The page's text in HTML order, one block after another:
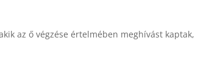
az ő végzése értelmében meghívást kaptak,